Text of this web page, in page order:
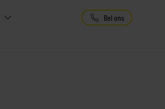
Bel ons